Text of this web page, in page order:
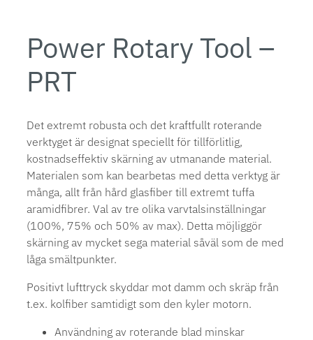
Power Rotary Tool –
PRT
Det extremt robusta och det kraftfullt roterande
verktyget är designat speciellt för tillförlitlig,
kostnadseffektiv skärning av utmanande material.
Materialen som kan bearbetas med detta verktyg är
många, allt från hård glasfiber till extremt tuffa
aramidfibrer. Val av tre olika varvtalsinställningar
(100%, 75% och 50% av max). Detta möjliggör
skärning av mycket sega material såväl som de med
låga smältpunkter.
Positivt lufttryck skyddar mot damm och skräp från
t.ex. kolfiber samtidigt som den kyler motorn.
Användning av roterande blad minskar